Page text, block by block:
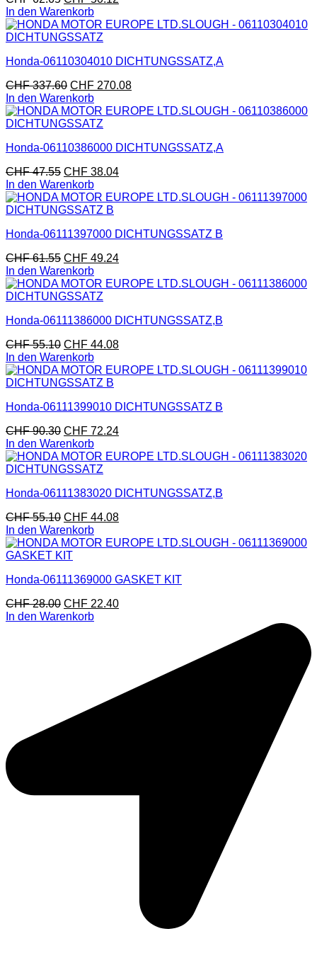
In den Warenkorb
Honda-06110304010 DICHTUNGSSATZ,A
CHF337.60 CHF 270.08
In den Warenkorb
Honda-06110386000 DICHTUNGSSATZ,A
CHF47.55 CHF 38.04
In den Warenkorb
Honda-06111397000 DICHTUNGSSATZ B
CHF61.55 CHF 49.24
In den Warenkorb
Honda-06111386000 DICHTUNGSSATZ,B
CHF55.10 CHF 44.08
In den Warenkorb
Honda-06111399010 DICHTUNGSSATZ B
CHF90.30 CHF 72.24
In den Warenkorb
Honda-06111383020 DICHTUNGSSATZ,B
CHF55.10 CHF 44.08
In den Warenkorb
Honda-06111369000 GASKET KIT
CHF28.00 CHF 22.40
In den Warenkorb